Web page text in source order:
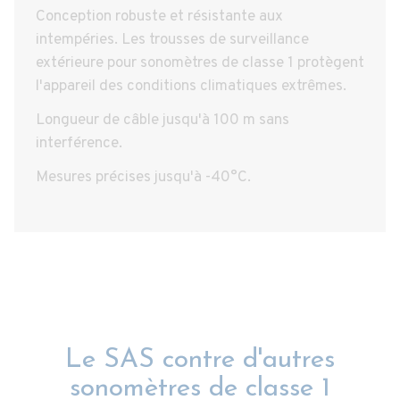
Conception robuste et résistante aux
intempéries. Les trousses de surveillance
extérieure pour sonomètres de classe 1 protègent
l'appareil des conditions climatiques extrêmes.
Longueur de câble jusqu'à 100 m sans
interférence.
Mesures précises jusqu'à -40°C.
Le SAS contre d'autres
sonomètres de classe 1